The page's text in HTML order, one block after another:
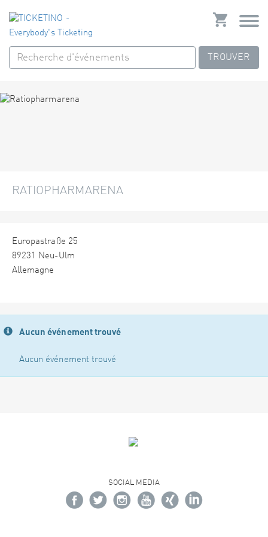
TROUVER
RATIOPHARMARENA
Europastraße 25
89231 Neu-Ulm
Allemagne
Aucun événement trouvé
Aucun événement trouvé
SOCIAL MEDIA